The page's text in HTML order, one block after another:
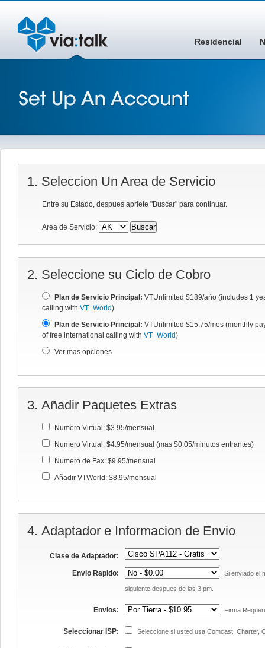
Residencial
1. Seleccion Un Area de Servicio
Entre su Estado, despues apriete "Buscar" para continuar.
Area de Servicio:
2. Seleccione su Ciclo de Cobro
Plan de Servicio Principal: VTUnlimited $189/año (includes 1
calling with VT_World)
Plan de Servicio Principal: VTUnlimited $15.75/mes (monthly
of free international calling with VT_World)
Ver mas opciones
3. Añadir Paquetes Extras
Numero Virtual: $3.95/mensual
Numero Virtual: $4.95/mensual (mas $0.05/minutos entrantes)
Numero de Fax: $9.95/mensual
Añadir VTWorld: $8.95/mensual
4. Adaptador e Informacion de Envio
Clase de Adaptador:
Envio Rapido: Si enviado el
siguiente despues de las 3 pm.
Envios: Firma
Seleccionar ISP: Seleccione si usted usa Comcast, Charter,